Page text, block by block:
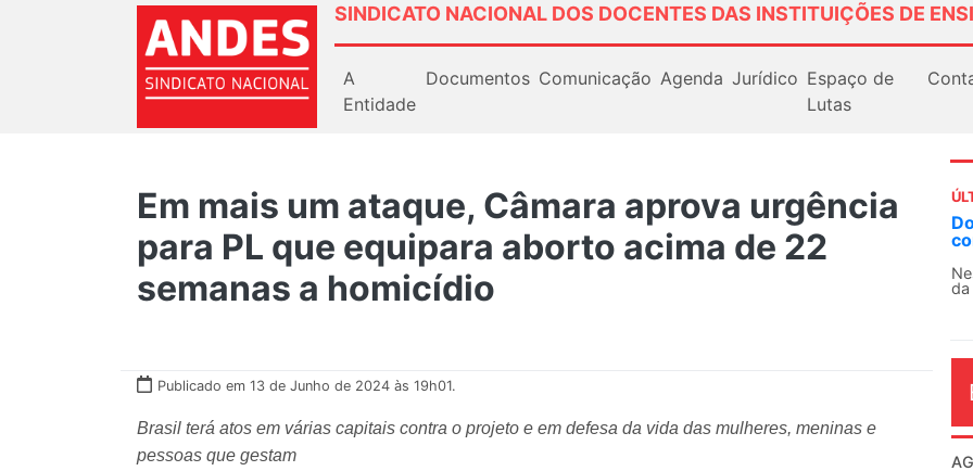
SINDICATO NACIONAL DOS DOCENTES DAS INSTITUIÇÕES DE
A
Entidade
Documentos Comunicação Agenda Jurídico Espaço de
Lutas
Em mais um ataque, Câmara aprova urgência
para PL que equipara aborto acima de 22
semanas a homicídio
Publicado em 13 de Junho de 2024 às 19h01.
Brasil terá atos em várias capitais contra o projeto e em defesa da vida das mulheres, meninas e
pessoas que gestam
O